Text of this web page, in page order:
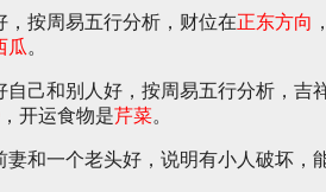
，按周易五行分析，财位在正东方向
瓜 。
自己和别人好，按周易五行分析，吉
，开运食物是芹菜。
和一个老头好，说明有小人破坏，